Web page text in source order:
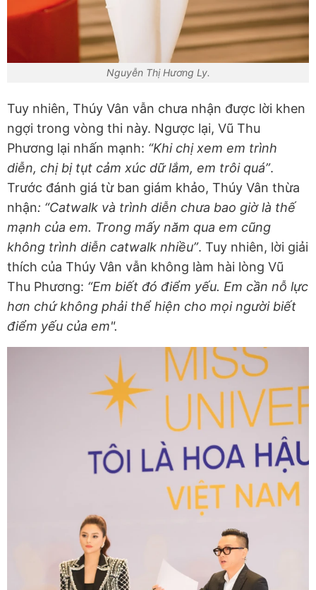
Nguyễn Thị Hương Ly.
Tuy nhiên, Thúy Vân vẫn chưa nhận được lời khen
ngợi trong vòng thi này. Ngược lại, Vũ Thu
Phương lại nhấn mạnh: “Khi chị xem em trình
diễn, chị bị tụt cảm xúc dữ lắm, em trôi quá”.
Trước đánh giá từ ban giám khảo, Thúy Vân thừa
nhận: “Catwalk và trình diễn chưa bao giờ là thế
mạnh của em. Trong mấy năm qua em cũng
không trình diễn catwalk nhiều”. Tuy nhiên, lời giải
thích của Thúy Vân vẫn không làm hài lòng Vũ
Thu Phương: “Em biết đó điểm yếu. Em cần nỗ lực
hơn chứ không phải thể hiện cho mọi người biết
điểm yếu của em".